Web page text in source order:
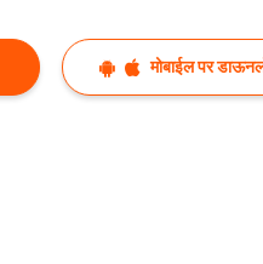
मोबाईल पर